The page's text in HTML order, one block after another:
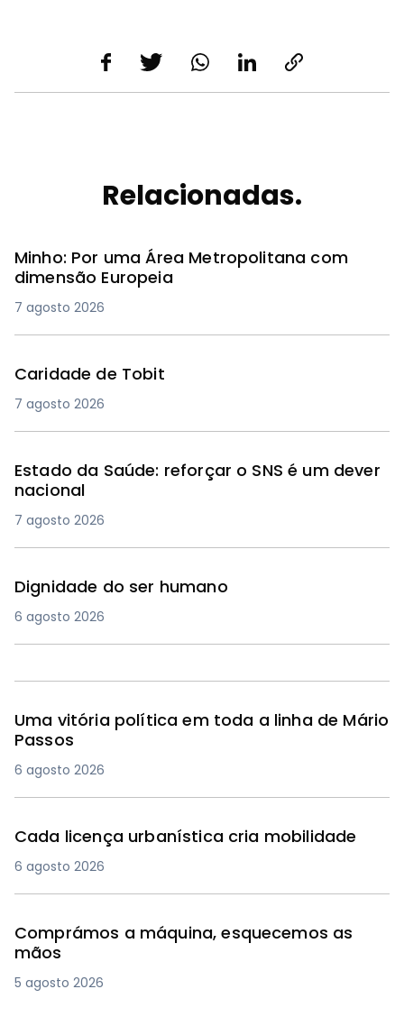
Relacionadas.
Minho: Por uma Área Metropolitana com
dimensão Europeia
7 agosto 2026
Caridade de Tobit
7 agosto 2026
Estado da Saúde: reforçar o SNS é um dever
nacional
7 agosto 2026
Dignidade do ser humano
6 agosto 2026
Uma vitória política em toda a linha de Mário
Passos
6 agosto 2026
Cada licença urbanística cria mobilidade
6 agosto 2026
Comprámos a máquina, esquecemos as
mãos
5 agosto 2026